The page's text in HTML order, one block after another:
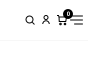
SearchAccount
0
Items